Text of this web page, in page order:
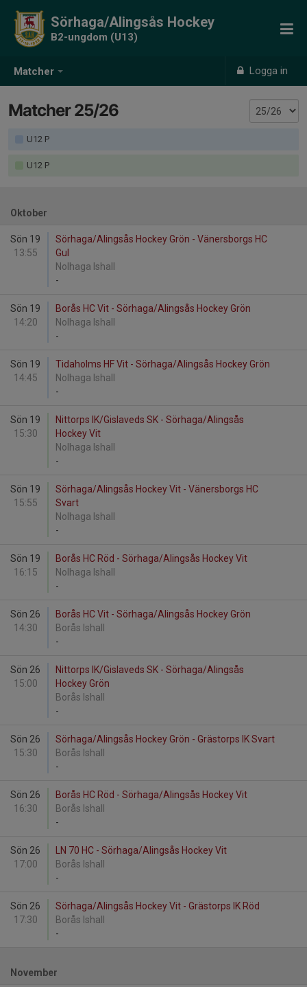
Matcher Logga in
Sörhaga/Alingsås Hockey
B2-ungdom (U13)
Matcher 25/26
U12 P
U12 P
Oktober
Sön 19
13:55
Sörhaga/Alingsås Hockey Grön - Vänersborgs HC
Gul
Nolhaga Ishall
-
Sön 19
14:20
Borås HC Vit - Sörhaga/Alingsås Hockey Grön
Nolhaga Ishall
-
Sön 19
14:45
Tidaholms HF Vit - Sörhaga/Alingsås Hockey Grön
Nolhaga Ishall
-
Sön 19
15:30
Nittorps IK/Gislaveds SK - Sörhaga/Alingsås
Hockey Vit
Nolhaga Ishall
-
Sön 19
15:55
Sörhaga/Alingsås Hockey Vit - Vänersborgs HC
Svart
Nolhaga Ishall
-
Sön 19
16:15
Borås HC Röd - Sörhaga/Alingsås Hockey Vit
Nolhaga Ishall
-
Sön 26
14:30
Borås HC Vit - Sörhaga/Alingsås Hockey Grön
Borås Ishall
-
Sön 26
15:00
Nittorps IK/Gislaveds SK - Sörhaga/Alingsås
Hockey Grön
Borås Ishall
-
Sön 26
15:30
Sörhaga/Alingsås Hockey Grön - Grästorps IK Svart
Borås Ishall
-
Sön 26
16:30
Borås HC Röd - Sörhaga/Alingsås Hockey Vit
Borås Ishall
-
Sön 26
17:00
LN 70 HC - Sörhaga/Alingsås Hockey Vit
Borås Ishall
-
Sön 26
17:30
Sörhaga/Alingsås Hockey Vit - Grästorps IK Röd
Borås Ishall
-
November